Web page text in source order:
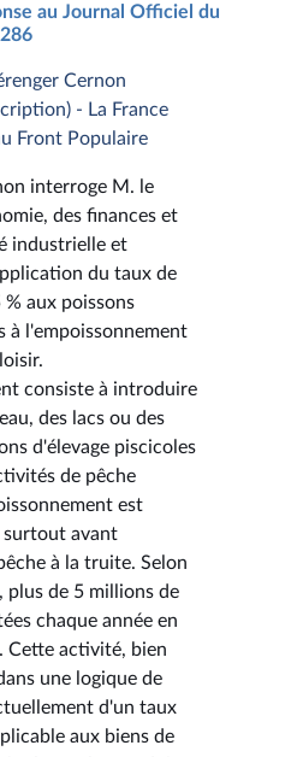
au Journal Officiel du
Cernon
- La France
Front Populaire
interroge M. le
des finances et
industrielle et
du taux de
aux poissons
à l'empoissonnement
consiste à introduire
des lacs ou des
d'élevage piscicoles
de pêche
est
avant
à la truite. Selon
plus de 5 millions de
chaque année en
Cette activité, bien
une logique de
d'un taux
aux biens de